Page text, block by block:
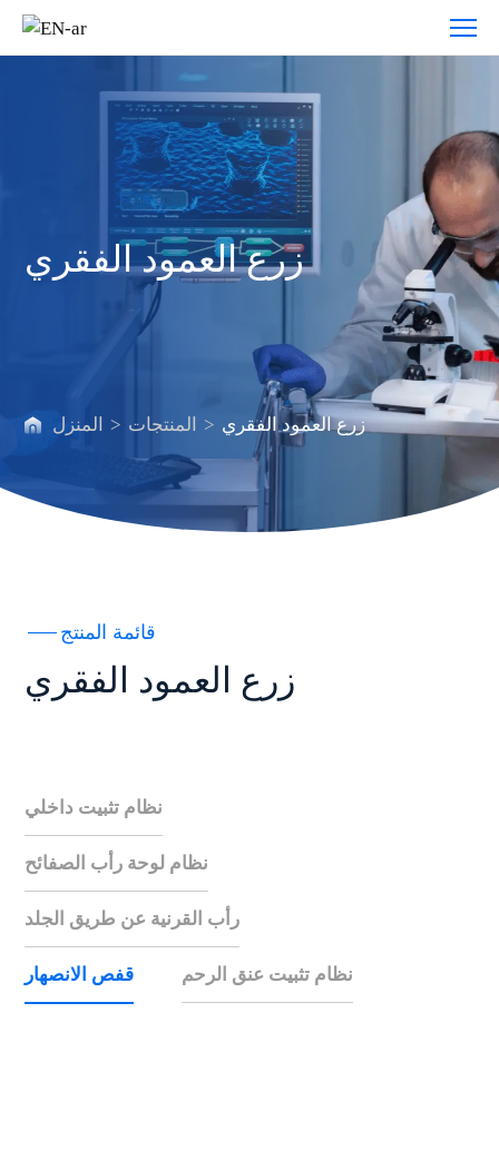
زرع
العمود
زرع العمود الفقري
المنزل > المنتجات > زرع العمود الفقري
قائمة المنتج
زرع العمود الفقري
نظام تثبيت داخلي
نظام لوحة رأب الصفائح
رأب القرنية عن طريق الجلد
قفص الانصهار نظام تثبيت عنق الرحم